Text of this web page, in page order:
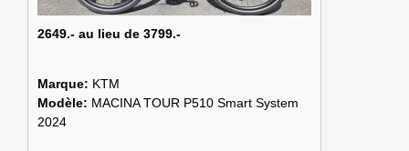
2649.- au lieu de 3799.-
Marque: KTM
Modèle: MACINA TOUR P510 Smart System
2024